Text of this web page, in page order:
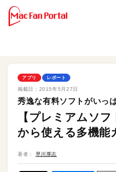
アプリ レポート
掲載日： 2015年5月27日
秀逸な有料ソフトがいっ
【プレミアムソ
から使える多機能
著者： 早川厚志